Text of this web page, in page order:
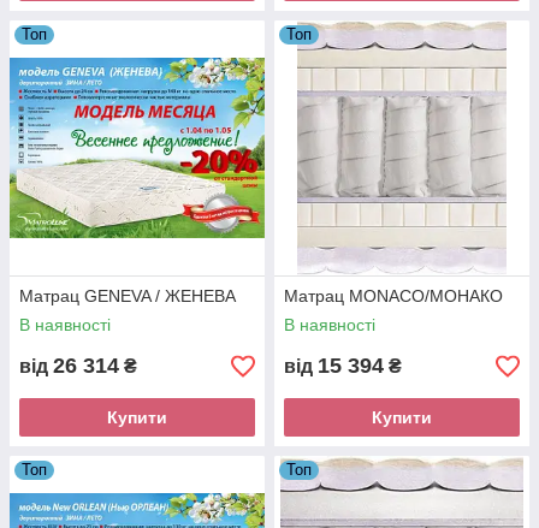
Топ
Матрац GENEVA / ЖЕНЕВА
В наявності
від 26 314 ₴
Купити
Топ
Матрац MONACO/МОНАКО
В наявності
від 15 394 ₴
Купити
Топ Топ